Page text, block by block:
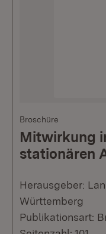
Broschüre
Mitwirkung
stationären
Herausgeber:
Württemberg
Publikationsart: